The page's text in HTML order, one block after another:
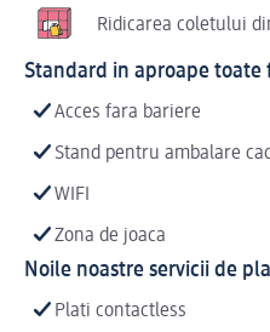
Ridicarea coletului
Standard in aproape
Acces fara bariere
Stand pentru ambalare
WIFI
Zona de joaca
Noile noastre servicii de
Plati contactless